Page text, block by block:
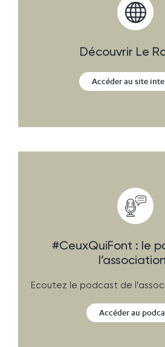
Découvrir Le
Accéder au site
#CeuxQuiFont : le
Ecoutez le podcast de
Accéder au